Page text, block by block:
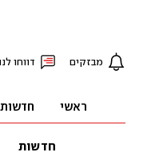
מבזקים דווחו
ראשי חדשות
חדשות